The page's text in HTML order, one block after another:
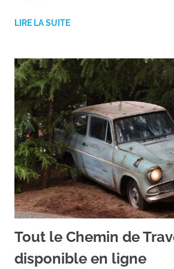
LIRE LA SUITE
Tout le Chemin de
disponible en ligne